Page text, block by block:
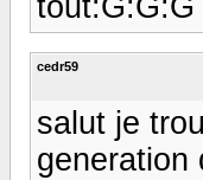
cedr59
salut je
generation